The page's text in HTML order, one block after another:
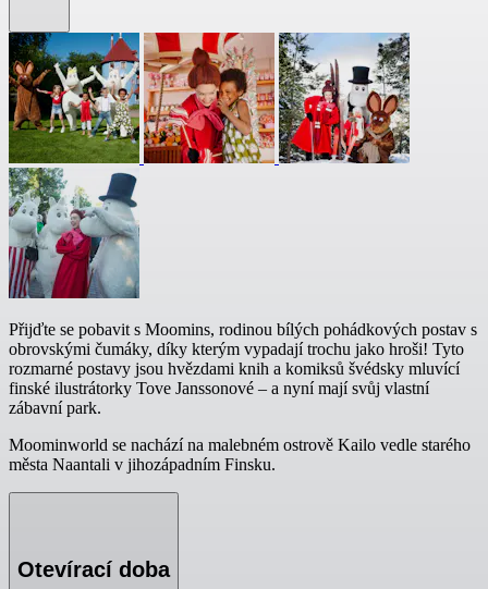
Přijďte se pobavit s Moomins, rodinou bílých pohádkových postav s
obrovskými čumáky, díky kterým vypadají trochu jako hroši! Tyto
rozmarné postavy jsou hvězdami knih a komiksů švédsky mluvící
finské ilustrátorky Tove Janssonové – a nyní mají svůj vlastní
zábavní park.
Moominworld se nachází na malebném ostrově Kailo vedle starého
města Naantali v jihozápadním Finsku.
Otevírací doba